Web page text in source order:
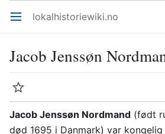
Åpne hovedmenyen lokalhistoriewiki.no
Jacob Jenssøn
Overvåk
Jacob Jenssøn Nordmand (født
død 1695 i Danmark) var